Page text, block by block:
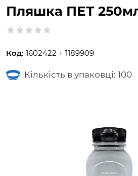
Пляшка ПЕТ
Код: 1602422 + 1189909
Кількість в упаковці: 100